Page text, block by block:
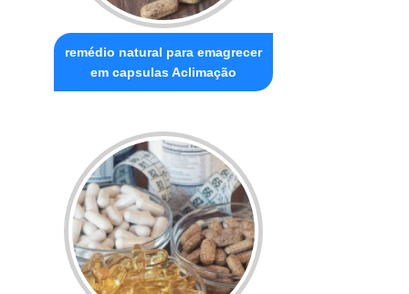
remédio natural para emagrecer
em capsulas Aclimação